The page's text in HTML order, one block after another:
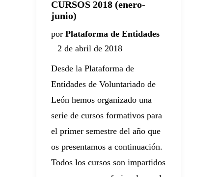
CURSOS 2018 (enero-
junio)
por Plataforma de Entidades
2 de abril de 2018
Desde la Plataforma de
Entidades de Voluntariado de
León hemos organizado una
serie de cursos formativos para
el primer semestre del año que
os presentamos a continuación.
Todos los cursos son impartidos